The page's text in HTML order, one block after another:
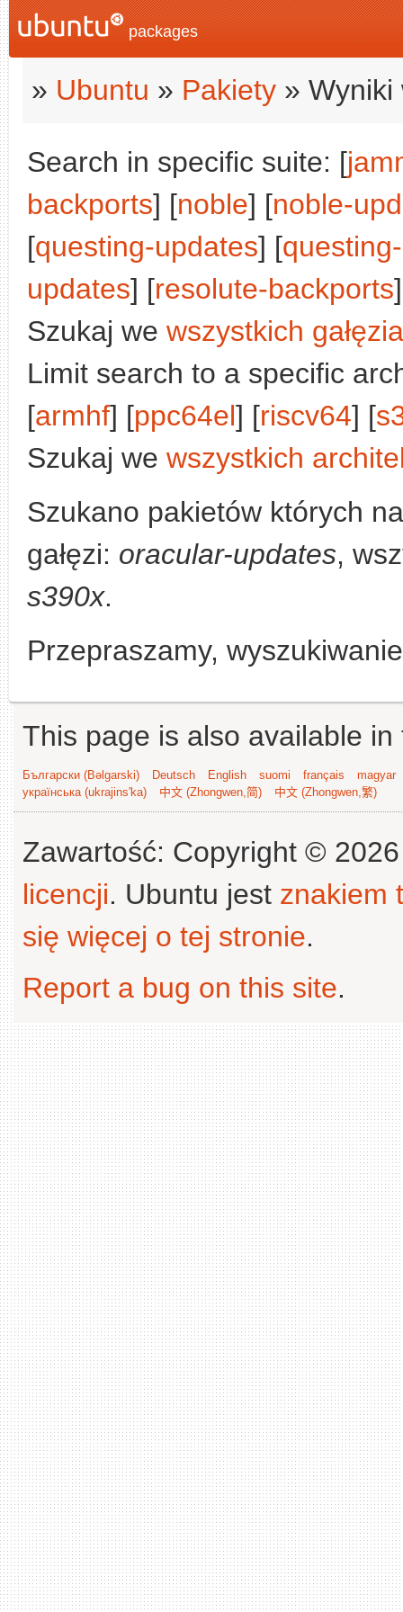
packages
» Ubuntu » Pakiety » Wyniki
Search in specific suite: [
backports] [noble] [noble-
[questing-updates] [
updates] [resolute-backports
Szukaj we wszystkich
Limit search to a specific
[armhf] [ppc64el] [riscv64] [
Szukaj we wszystkich
Szukano pakietów których
gałęzi: oracular-updates,
s390x.
Przepraszamy,
This page is also available
Български (Bəlgarski) Deutsch English suomi français
magyar
українська (ukrajins'ka)
中文 (Zhongwen,简) 中文 (Zhongwen,繁)
Zawartość: Copyright ©
licencji. Ubuntu jest znakiem
się więcej o tej stronie.
Report a bug on this site.